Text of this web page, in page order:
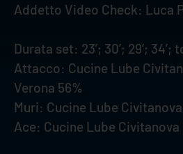
Addetto Video Check: Luca
Durata set: 23’; 30’; 29’; 34’;
Attacco: Cucine Lube
Verona 56%
Muri: Cucine Lube
Ace: Cucine Lube Civitanova